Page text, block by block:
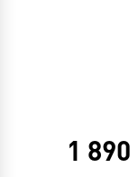
1 890